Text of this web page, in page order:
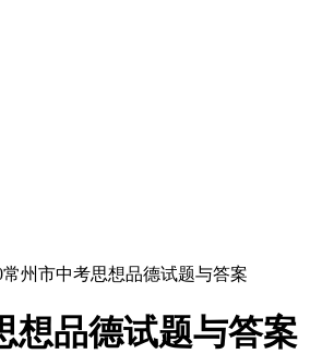
常州市中考思想品德试题与答案
想品德试题与答案